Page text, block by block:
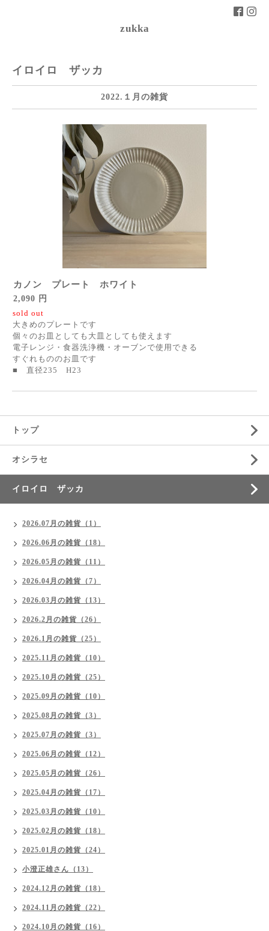
zukka
イロイロ ザッカ
2022.１月の雑貨
カノン プレート ホワイト
2,090 円
sold out
大きめのプレートです
個々のお皿としても大皿としても使えます
電子レンジ・食器洗浄機・オーブンで使用できる
すぐれもののお皿です
■ 直径235 H23
トップ
オシラセ
イロイロ ザッカ
2026.07月の雑貨（1）
2026.06月の雑貨（18）
2026.05月の雑貨（11）
2026.04月の雑貨（7）
2026.03月の雑貨（13）
2026.2月の雑貨（26）
2026.1月の雑貨（25）
2025.11月の雑貨（10）
2025.10月の雑貨（25）
2025.09月の雑貨（10）
2025.08月の雑貨（3）
2025.07月の雑貨（3）
2025.06月の雑貨（12）
2025.05月の雑貨（26）
2025.04月の雑貨（17）
2025.03月の雑貨（10）
2025.02月の雑貨（18）
2025.01月の雑貨（24）
小澄正雄さん（13）
2024.12月の雑貨（18）
2024.11月の雑貨（22）
2024.10月の雑貨（16）